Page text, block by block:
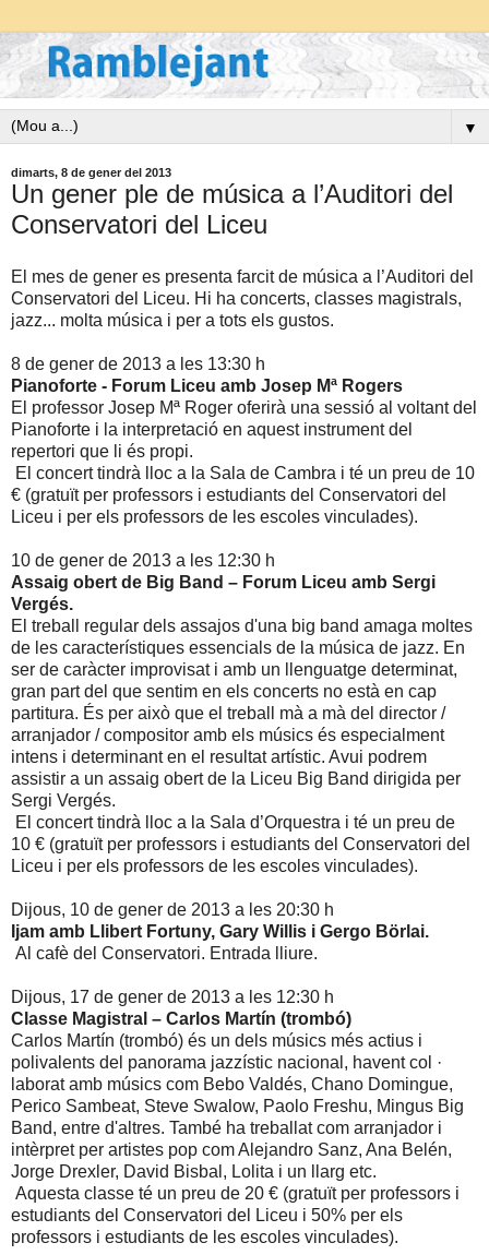
▼
dimarts, 8 de gener del 2013
Un gener ple de música a l’Auditori del
Conservatori del Liceu
El mes de gener es presenta farcit de música a l’Auditori del
Conservatori del Liceu. Hi ha concerts, classes magistrals,
jazz... molta música i per a tots els gustos.
8 de gener de 2013 a les 13:30 h
Pianoforte - Forum Liceu amb Josep Mª Rogers
El professor Josep Mª Roger oferirà una sessió al voltant del
Pianoforte i la interpretació en aquest instrument del
repertori que li és propi.
El concert tindrà lloc a la Sala de Cambra i té un preu de 10
€ (gratuït per professors i estudiants del Conservatori del
Liceu i per els professors de les escoles vinculades).
10 de gener de 2013 a les 12:30 h
Assaig obert de Big Band – Forum Liceu amb Sergi
Vergés.
El treball regular dels assajos d'una big band amaga moltes
de les característiques essencials de la música de jazz. En
ser de caràcter improvisat i amb un llenguatge determinat,
gran part del que sentim en els concerts no està en cap
partitura. És per això que el treball mà a mà del director /
arranjador / compositor amb els músics és especialment
intens i determinant en el resultat artístic. Avui podrem
assistir a un assaig obert de la Liceu Big Band dirigida per
Sergi Vergés.
El concert tindrà lloc a la Sala d’Orquestra i té un preu de
10 € (gratuït per professors i estudiants del Conservatori del
Liceu i per els professors de les escoles vinculades).
Dijous, 10 de gener de 2013 a les 20:30 h
Ijam amb Llibert Fortuny, Gary Willis i Gergo Börlai.
Al cafè del Conservatori. Entrada lliure.
Dijous, 17 de gener de 2013 a les 12:30 h
Classe Magistral – Carlos Martín (trombó)
Carlos Martín (trombó) és un dels músics més actius i
polivalents del panorama jazzístic nacional, havent col ·
laborat amb músics com Bebo Valdés, Chano Domingue,
Perico Sambeat, Steve Swalow, Paolo Freshu, Mingus Big
Band, entre d'altres. També ha treballat com arranjador i
intèrpret per artistes pop com Alejandro Sanz, Ana Belén,
Jorge Drexler, David Bisbal, Lolita i un llarg etc.
Aquesta classe té un preu de 20 € (gratuït per professors i
estudiants del Conservatori del Liceu i 50% per els
professors i estudiants de les escoles vinculades).